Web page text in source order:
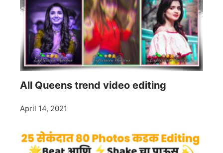
All Queens trend video editing
April 14, 2021